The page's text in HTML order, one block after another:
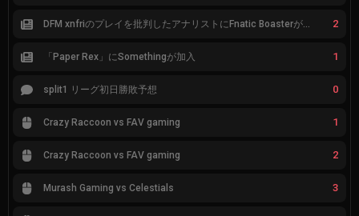
DFM xnfriのプレイを批判したアナリストにFnatic Boasterが反応「DFMは仕組みの強化が必要なだけ」 2
「Paper Rex」にSomethingが加入 1
split1 リーグ初日勝敗予想 0
Crazy Raccoon vs FAV gaming 1
Crazy Raccoon vs FAV gaming 2
Murash Gaming vs Celestials 3